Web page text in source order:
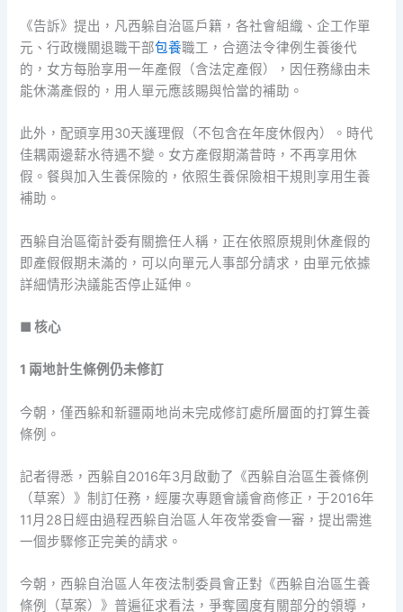
《告訴》提出，凡西躲自治區戶籍，各社會組織、企工作單
元、行政機關退職干部包養職工，合適法令律例生養後代
的，女方每胎享用一年產假（含法定產假），因任務緣由未
能休滿產假的，用人單元應該賜與恰當的補助。
此外，配頭享用30天護理假（不包含在年度休假內）。時代
佳耦兩邊薪水待遇不變。女方產假期滿昔時，不再享用休
假。餐與加入生養保險的，依照生養保險相干規則享用生養
補助。
西躲自治區衛計委有關擔任人稱，正在依照原規則休產假的
即產假假期未滿的，可以向單元人事部分請求，由單元依據
詳細情形決議能否停止延伸。
■ 核心
1 兩地計生條例仍未修訂
今朝，僅西躲和新疆兩地尚未完成修訂處所層面的打算生養
條例。
記者得悉，西躲自2016年3月啟動了《西躲自治區生養條例
（草案）》制訂任務，經屢次專題會議會商修正，于2016年
11月28日經由過程西躲自治區人年夜常委會一審，提出需進
一個步驟修正完美的請求。
今朝，西躲自治區人年夜法制委員會正對《西躲自治區生養
條例（草案）》普遍征求看法，爭奪國度有關部分的領導，